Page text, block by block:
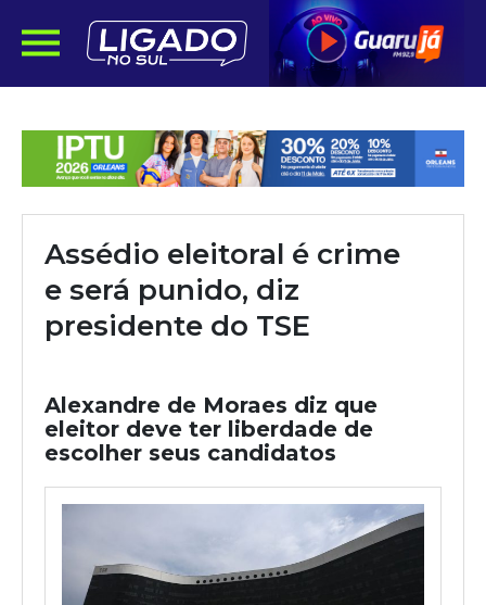
Assédio eleitoral é crime
e será punido, diz
presidente do TSE
Alexandre de Moraes diz que
eleitor deve ter liberdade de
escolher seus candidatos